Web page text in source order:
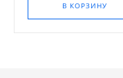
В КОРЗИНУ